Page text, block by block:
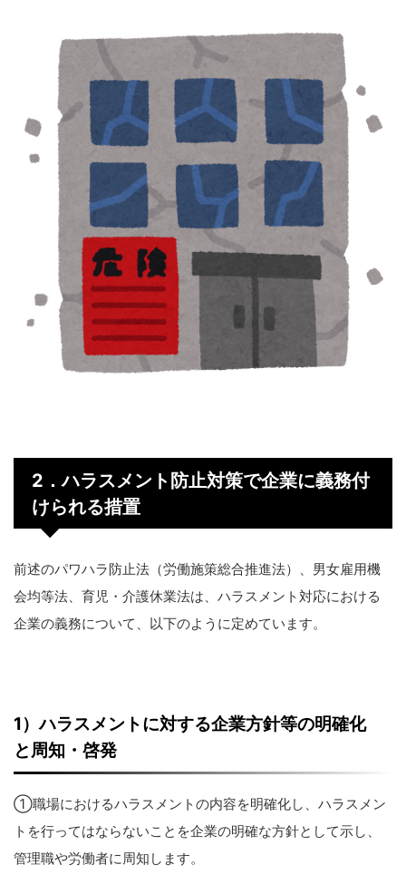
2．ハラスメント防止対策で企業に義務付
けられる措置
前述のパワハラ防止法（労働施策総合推進法）、男女雇用機
会均等法、育児・介護休業法は、ハラスメント対応における
企業の義務について、以下のように定めています。
1）ハラスメントに対する企業方針等の明確化
と周知・啓発
①職場におけるハラスメントの内容を明確化し、ハラスメン
トを行ってはならないことを企業の明確な方針として示し、
管理職や労働者に周知します。